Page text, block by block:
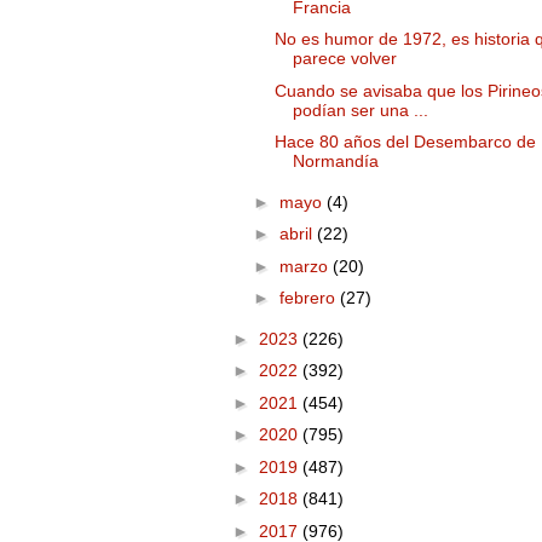
Francia
No es humor de 1972, es historia
parece volver
Cuando se avisaba que los
podían ser una ...
Hace 80 años del Desembarco de
Normandía
► mayo (4)
► abril (22)
► marzo (20)
► febrero (27)
► 2023 (226)
► 2022 (392)
► 2021 (454)
► 2020 (795)
► 2019 (487)
► 2018 (841)
► 2017 (976)